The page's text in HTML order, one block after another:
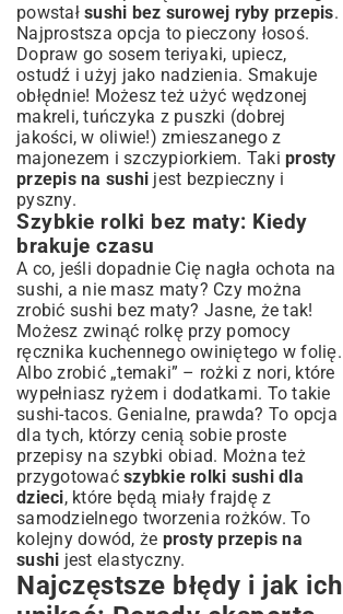
powstał sushi bez surowej ryby przepis.
Najprostsza opcja to pieczony łosoś.
Dopraw go sosem teriyaki, upiecz,
ostudź i użyj jako nadzienia. Smakuje
obłędnie! Możesz też użyć wędzonej
makreli, tuńczyka z puszki (dobrej
jakości, w oliwie!) zmieszanego z
majonezem i szczypiorkiem. Taki prosty
przepis na sushi jest bezpieczny i
pyszny.
Szybkie rolki bez maty: Kiedy
brakuje czasu
A co, jeśli dopadnie Cię nagła ochota na
sushi, a nie masz maty? Czy można
zrobić sushi bez maty? Jasne, że tak!
Możesz zwinąć rolkę przy pomocy
ręcznika kuchennego owiniętego w folię.
Albo zrobić „temaki” – rożki z nori, które
wypełniasz ryżem i dodatkami. To takie
sushi-tacos. Genialne, prawda? To opcja
dla tych, którzy cenią sobie proste
przepisy na szybki obiad. Można też
przygotować szybkie rolki sushi dla
dzieci, które będą miały frajdę z
samodzielnego tworzenia rożków. To
kolejny dowód, że prosty przepis na
sushi jest elastyczny.
Najczęstsze błędy i jak ich